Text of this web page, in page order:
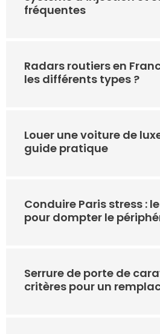
fréquentes
Radars routiers en
les différents types ?
Louer une voiture de
guide pratique
Conduire Paris stress :
pour dompter le
Serrure de porte de
critères pour un